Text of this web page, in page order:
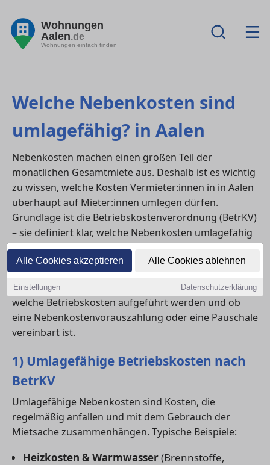
Alle Cookies akzeptieren Alle Cookies ablehnen
Einstellungen Datenschutzerklärung
Wohnungen
Aalen.de
Wohnungen einfach finden
Welche Nebenkosten sind
umlagefähig? in Aalen
Nebenkosten machen einen großen Teil der
monatlichen Gesamtmiete aus. Deshalb ist es wichtig
zu wissen, welche Kosten Vermieter:innen in in Aalen
überhaupt auf Mieter:innen umlegen dürfen.
Grundlage ist die Betriebskostenverordnung (BetrKV)
– sie definiert klar, welche Nebenkosten umlagefähig
sind und welche nicht.
Wer eine neuewohnung in Aalen
schon beim Abschluss des Mietvertrags prüfen,
welche Betriebskosten aufgeführt werden und ob
eine Nebenkostenvorauszahlung oder eine Pauschale
vereinbart ist.
1) Umlagefähige Betriebskosten nach
BetrKV
Umlagefähige Nebenkosten sind Kosten, die
regelmäßig anfallen und mit dem Gebrauch der
Mietsache zusammenhängen. Typische Beispiele:
Heizkosten & Warmwasser(Brennstoffe,